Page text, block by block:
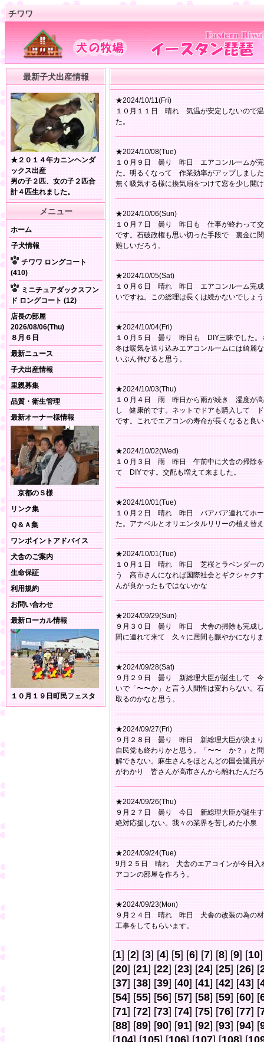
チワワ
最新子犬出産情報
★２０１４年カニンヘンダ
ックス出産
男の子２匹、女の子２匹合
計４匹生れました。
メニュー
ホーム
子犬情報
チワワ ロングコート
(410)
ミニチュアダックスフン
ド ロングコート (12)
店長の部屋
2026/08/06(Thu)
８月６日
最新ニュース
子犬出産情報
里親募集
品質・衛生管理
最新オーナー様情報
京都のＳ様
リンク集
Ｑ＆Ａ集
ワンポイントアドバイス
犬舎のご案内
生命保証
利用規約
お問い合わせ
最新ローカル情報
１０月１９日町民フェスタ
★2024/10/11(Fri)
１０月１１日 晴れ 気温が安定しないので
た。
★2024/10/08(Tue)
１０月９日 曇り 昨日 エアコンルームが完
た。明るくなって 作業効率がアップしまし
無く吸気する様に換気扇をつけて窓を少し開
★2024/10/06(Sun)
１０月７日 曇り 昨日も 仕事が終わって交
です。石破政権も思い切った手段で 裏金に
難しいだろう。
★2024/10/05(Sat)
１０月６日 晴れ 昨日 エアコンルーム完成
いですね。この総理は長くは続かないでしょ
★2024/10/04(Fri)
１０月５日 曇り 昨日も DIY三昧でした。
冬は暖気を送り込みエアコンルームには綺麗
いぶん伸びると思う。
★2024/10/03(Thu)
１０月４日 雨 昨日から雨が続き 湿度が高
し 健康的です。ネットでドアも購入して
です。これでエアコンの寿命が長くなると良
★2024/10/02(Wed)
１０月３日 雨 昨日 午前中に犬舎の掃除を
て DIYです。交配も増えて来ました。
★2024/10/01(Tue)
１０月２日 晴れ 昨日 バアバア連れてホー
た。アナベルとオリエンタルリリーの植え替
★2024/10/01(Tue)
１０月１日 晴れ 昨日 芝桜とラベンダーの
う 高市さんになれば国際社会とギクシャク
んが良かったもではないかな
★2024/09/29(Sun)
９月３０日 曇り 昨日 犬舎の掃除も完成し
間に連れて来て 久々に居間も賑やかになり
★2024/09/28(Sat)
９月２９日 曇り 新総理大臣が誕生して 今
いで「〜〜か」と言う人間性は変わらない。
取るのかなと思う。
★2024/09/27(Fri)
９月２８日 曇り 昨日 新総理大臣が決まり
自民党も終わりかと思う。「〜〜 か？」と
解できない。麻生さんをほとんどの国会議員
がわかり 皆さんが高市さんから離れたんだ
★2024/09/26(Thu)
９月２７日 曇り 今日 新総理大臣が誕生す
絶対応援しない。我々の業界を苦しめた小泉
★2024/09/24(Tue)
9月２５日 晴れ 犬舎のエアコインが今日入
アコンの部屋を作ろう。
★2024/09/23(Mon)
９月２４日 晴れ 昨日 犬舎の改装の為の材
工事をしてもらいます。
[1] [2] [3] [4] [5] [6] [7] [8] [9] [10
[20] [21] [22] [23] [24] [25] [26] [
[37] [38] [39] [40] [41] [42] [43] [
[54] [55] [56] [57] [58] [59] [60] [
[71] [72] [73] [74] [75] [76] [77] [
[88] [89] [90] [91] [92] [93] [94] [
[104] [105] [106] [107] [108] [